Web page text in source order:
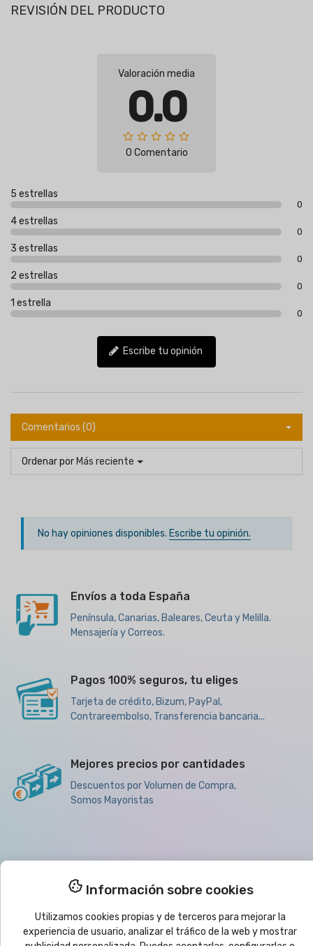
REVISIÓN DEL PRODUCTO
Valoración media
0.0
0 Comentario
5 estrellas
0
4 estrellas
0
3 estrellas
0
2 estrellas
0
1 estrella
0
Escribe tu opinión
Comentarios (0)
Ordenar por Más reciente
No hay opiniones disponibles. Escribe tu opinión.
Envíos a toda España
Península, Canarias, Baleares, Ceuta y Melilla.
Mensajería y Correos.
Pagos 100% seguros, tu eliges
Tarjeta de crédito, Bizum, PayPal,
Contrareembolso, Transferencia bancaria...
Mejores precios por cantidades
Descuentos por Volumen de Compra,
Somos Mayoristas
Información sobre cookies
Utilizamos cookies propias y de terceros para mejorar la
experiencia de usuario, analizar el tráfico de la web y mostrar